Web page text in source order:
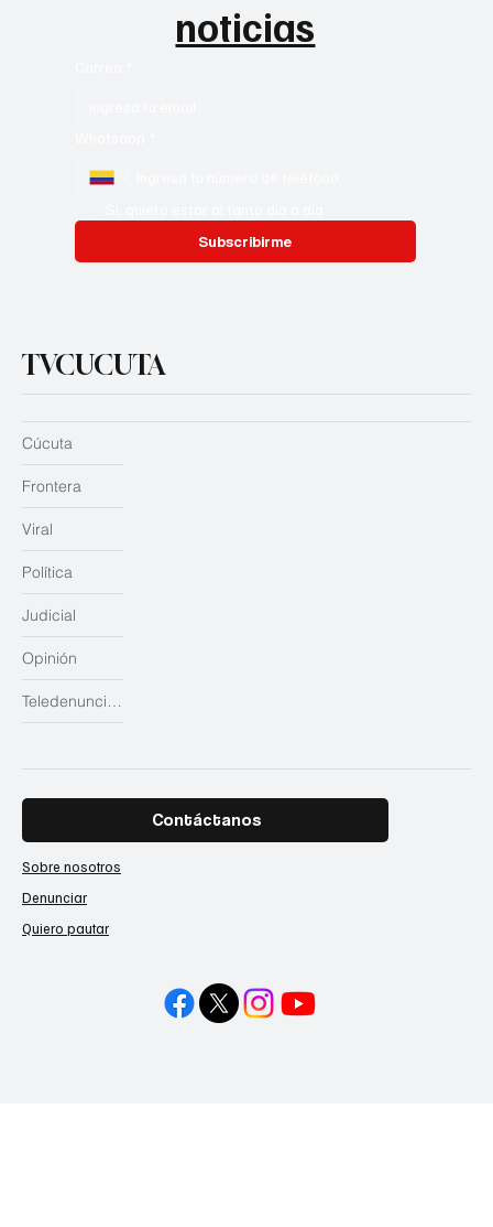
noticias
Subscribirme
TVCUCUTA
Judicial
Opinión
Teledenuncias
Cúcuta
Frontera
Viral
Política
Contáctanos
Sobre nosotros
Denunciar
Quiero pautar